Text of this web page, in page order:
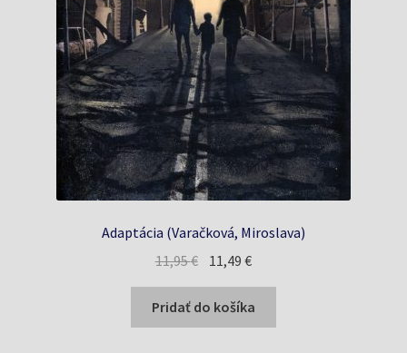
Adaptácia (Varačková, Miroslava)
11,95€ Pôvodná
bola:
11,95 €.
11,49€Aktuálna
je:
11,49 €.
Pridať do košíka